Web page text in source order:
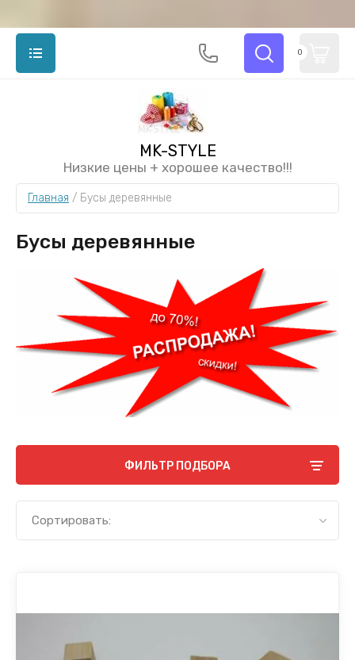
MK-STYLE
Низкие цены + хорошее качество!!!
0
Главная / Бусы деревянные
Бусы деревянные
ФИЛЬТР ПОДБОРА
Сортировать: